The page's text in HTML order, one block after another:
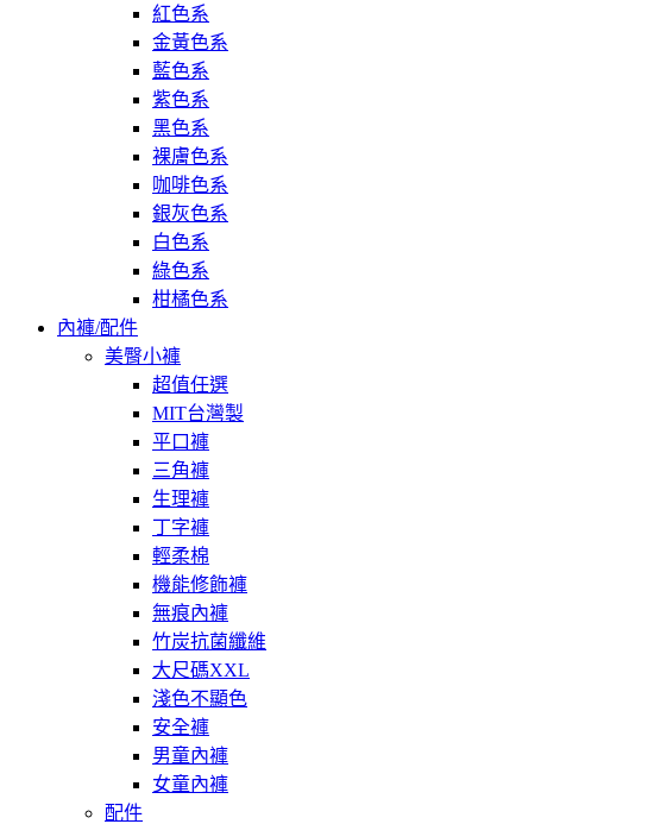
紅色系
金黃色系
藍色系
紫色系
黑色系
裸膚色系
咖啡色系
銀灰色系
白色系
綠色系
柑橘色系
內褲/配件
美臀小褲
超值任選
MIT台灣製
平口褲
三角褲
生理褲
丁字褲
輕柔棉
機能修飾褲
無痕內褲
竹炭抗菌纖維
大尺碼XXL
淺色不顯色
安全褲
男童內褲
女童內褲
配件